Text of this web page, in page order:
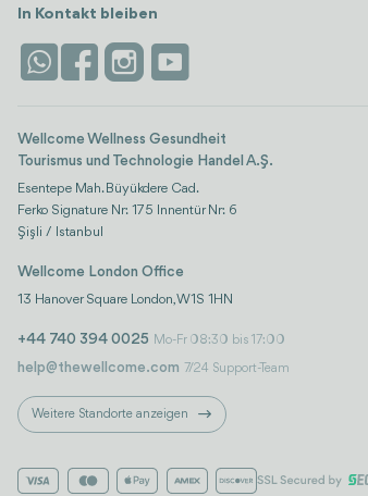
In Kontakt bleiben
Wellcome Wellness Gesundheit
Tourismus und Technologie Handel A.Ş.
Esentepe Mah. Büyükdere Cad.
Ferko Signature Nr: 175 Innentür Nr: 6
Şişli / Istanbul
Wellcome London Office
13 Hanover Square London, W1S 1HN
+44 740 394 0025 Mo-Fr 08:30 bis 17:00
help@thewellcome.com 7/24 Support-Team
Weitere Standorte anzeigen